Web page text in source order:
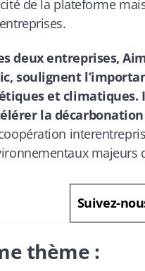
de la plateforme
deux entreprises,
soulignent
et
la décarbonation
majeurs
Suivez-
thème :